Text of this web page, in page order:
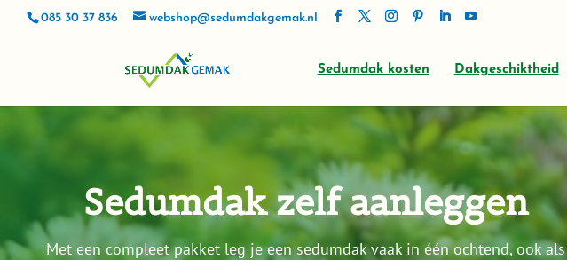
085 30 37 836 webshop@sedumdakgemak.nl
Sedumdak kosten Dakgeschiktheid
Sedumdak zelf aanleggen
Met een compleet pakket leg je een sedumdak vaak in één ochtend, ook als